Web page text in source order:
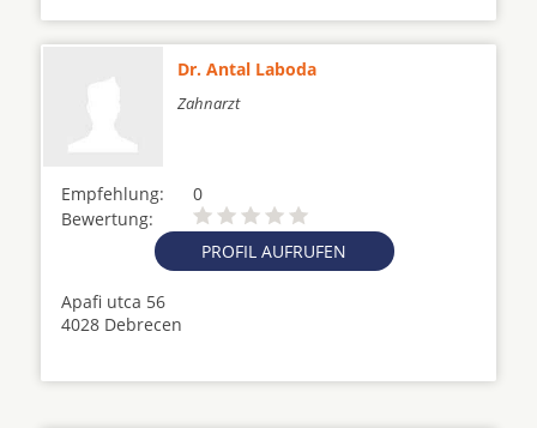
Dr. Antal Laboda
Zahnarzt
Empfehlung:
0
Bewertung:
PROFIL AUFRUFEN
Apafi utca 56
4028 Debrecen